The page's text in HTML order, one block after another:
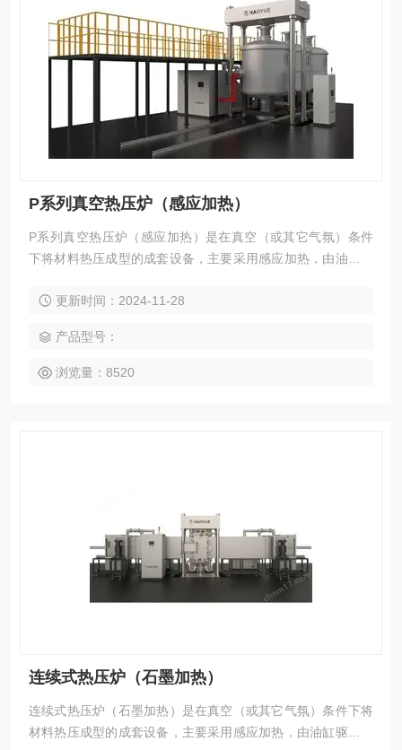
P系列真空热压炉（感应加热）
P系列真空热压炉（感应加热）是在真空（或其它气氛）条件
下将材料热压成型的成套设备，主要采用感应加热，由油缸驱
粒长大，空隙（气孔）和晶界逐渐减少，通过物质的传递，其
晶烧结体，从而将物料压制成形。
更新时间：2024-11-28
产品型号：
浏览量：8520
连续式热压炉（石墨加热）
连续式热压炉（石墨加热）是在真空（或其它气氛）条件下将
材料热压成型的成套设备，主要采用感应加热，由油缸驱动的